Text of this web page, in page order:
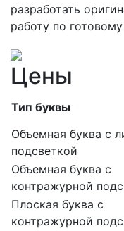
разработать
работу по
Цены
Тип буквы
Объемная буква с
подсветкой
Объемная буква с
контражурной
Плоская буква с
контражурной